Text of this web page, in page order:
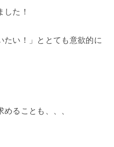
した！
たい！」ととても意欲的に
ることも、、、